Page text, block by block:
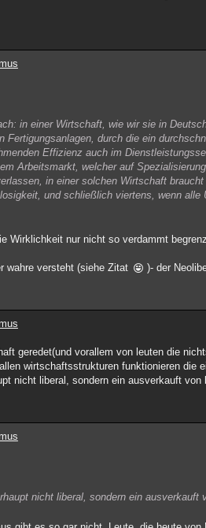
in einer Wirtschaft, wie wir sie in
Fertigungsanlagen, durch die ein
Effizienz auch im
Arbeitsmarkt, welcher auf
in einer solchen Wirtschaft
und schließlich viertens, wenn
Wirklichkeit nur nicht so verdammt
wahre versteht (siehe Zitat
)- der
geredet(und vorallem von leuten die
wirtschaftsstrukturen funktionieren die
nicht liberal, sondern ein ausverkauft
nicht liberal, sondern ein ausverkauft